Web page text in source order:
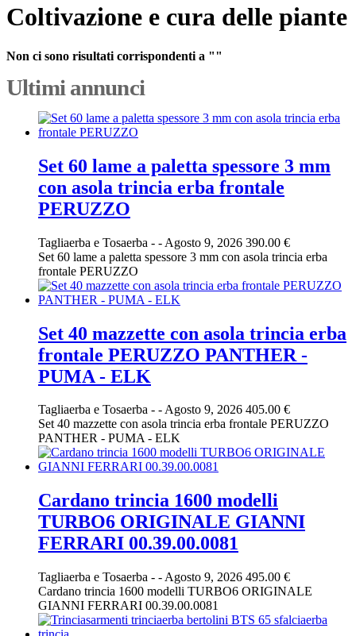
Coltivazione e cura delle piante
Non ci sono risultati corrispondenti a ""
Ultimi annunci
Set 60 lame a paletta spessore 3 mm
con asola trincia erba frontale
PERUZZO
Tagliaerba e Tosaerba - - Agosto 9, 2026 390.00 €
Set 60 lame a paletta spessore 3 mm con asola trincia erba
frontale PERUZZO
Set 40 mazzette con asola trincia erba
frontale PERUZZO PANTHER -
PUMA - ELK
Tagliaerba e Tosaerba - -Agosto 9, 2026 405.00 €
Set 40 mazzette con asola trincia erba frontale PERUZZO
PANTHER - PUMA - ELK
Cardano trincia 1600 modelli
TURBO6 ORIGINALE GIANNI
FERRARI 00.39.00.0081
Tagliaerba e Tosaerba - - Agosto 9, 2026 495.00 €
Cardano trincia 1600 modelli TURBO6 ORIGINALE
GIANNI FERRARI 00.39.00.0081